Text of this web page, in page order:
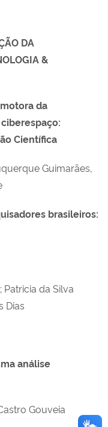
DA
&
da
Científica
Guimarães,
brasileiros:
Patricia da Silva
Dias
análise
Gouveia